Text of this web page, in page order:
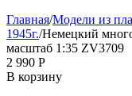
Главная/Модели из
1945г./Немецкий
масштаб 1:35 ZV3709
2 990 Р
В корзину